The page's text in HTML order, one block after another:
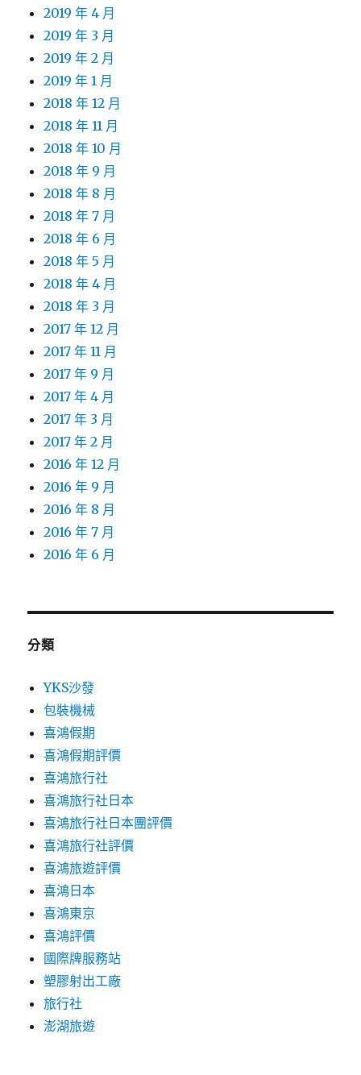
2019 年 4 月
2019 年 3 月
2019 年 2 月
2019 年 1 月
2018 年 12 月
2018 年 11 月
2018 年 10 月
2018 年 9 月
2018 年 8 月
2018 年 7 月
2018 年 6 月
2018 年 5 月
2018 年 4 月
2018 年 3 月
2017 年 12 月
2017 年 11 月
2017 年 9 月
2017 年 4 月
2017 年 3 月
2017 年 2 月
2016 年 12 月
2016 年 9 月
2016 年 8 月
2016 年 7 月
2016 年 6 月
分類
YKS沙發
包裝機械
喜鴻假期
喜鴻假期評價
喜鴻旅行社
喜鴻旅行社日本
喜鴻旅行社日本團評價
喜鴻旅行社評價
喜鴻旅遊評價
喜鴻日本
喜鴻東京
喜鴻評價
國際牌服務站
塑膠射出工廠
旅行社
澎湖旅遊